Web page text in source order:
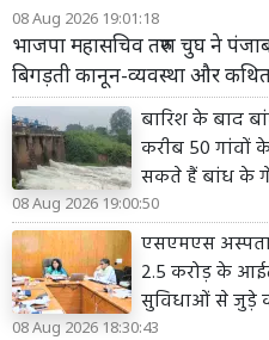
08 Aug 2026 19:01:18
भाजपा महासचिव तरुण चुघ ने
बिगड़ती कानून-व्यवस्था और
बारिश के बाद
करीब 50 गांवों
सकते हैं बांध के
08 Aug 2026 19:00:50
एसएमएस
2.5 करोड़ के
सुविधाओं से जुड़े
08 Aug 2026 18:30:43